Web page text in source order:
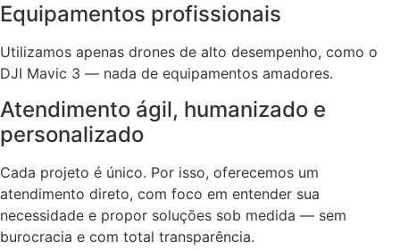
Equipamentos profissionais
Utilizamos apenas drones de alto desempenho, como o
DJI Mavic 3 — nada de equipamentos amadores.
Atendimento ágil, humanizado e
personalizado
Cada projeto é único. Por isso, oferecemos um
atendimento direto, com foco em entender sua
necessidade e propor soluções sob medida — sem
burocracia e com total transparência.